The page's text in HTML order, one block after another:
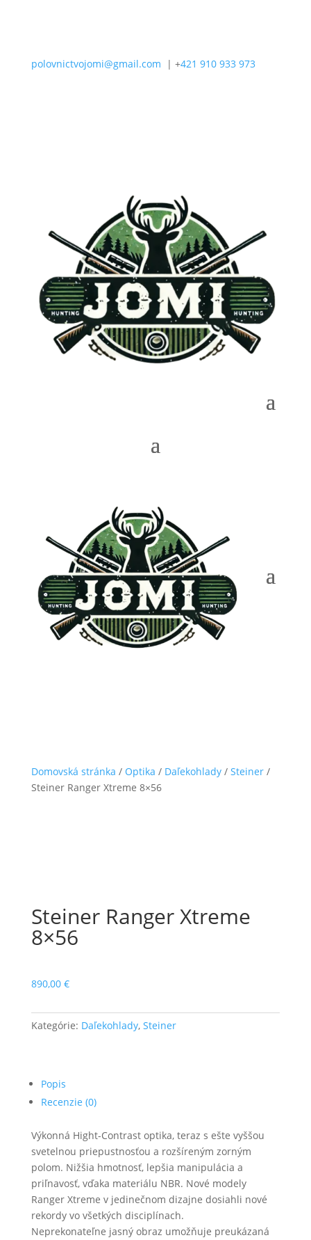
polovnictvojomi@gmail.com | +421 910 933 973
Domovská stránka / Optika / Daľekohlady/ Steiner/
Steiner Ranger Xtreme 8×56
Steiner Ranger Xtreme
8×56
890,00 €
Kategórie: Daľekohlady, Steiner
Popis
Recenzie (0)
Výkonná Hight-Contrast optika, teraz s ešte vyššou
svetelnou priepustnosťou a rozšíreným zorným
polom. Nižšia hmotnosť, lepšia manipulácia a
priľnavosť, vďaka materiálu NBR. Nové modely
Ranger Xtreme v jedinečnom dizajne dosiahli nové
rekordy vo všetkých disciplínach.
Neprekonateľne jasný obraz umožňuje preukázaná